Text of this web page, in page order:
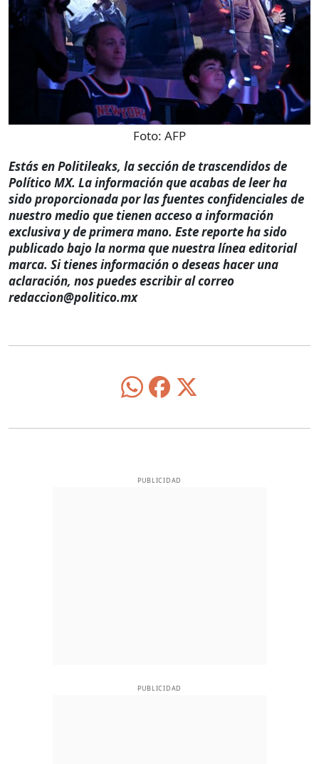
Foto: AFP
Estás en Politileaks, la sección de trascendidos de
Político MX. La información que acabas de leer ha
sido proporcionada por las fuentes confidenciales de
nuestro medio que tienen acceso a información
exclusiva y de primera mano. Este reporte ha sido
publicado bajo la norma que nuestra línea editorial
marca. Si tienes información o deseas hacer una
aclaración, nos puedes escribir al correo
redaccion@politico.mx
PUBLICIDAD
PUBLICIDAD